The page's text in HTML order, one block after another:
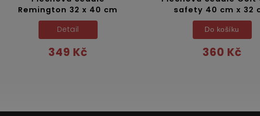
Remington 32 x 40 cm
349 Kč
Detail
safety 40 cm x 32
360 Kč
Do košíku